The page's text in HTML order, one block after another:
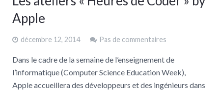
Apple
décembre 12, 2014 Pas de commentaires
Dans le cadre de la semaine de l’enseignement de
l’informatique (Computer Science Education Week),
Apple accueillera des développeurs et des ingénieurs dans